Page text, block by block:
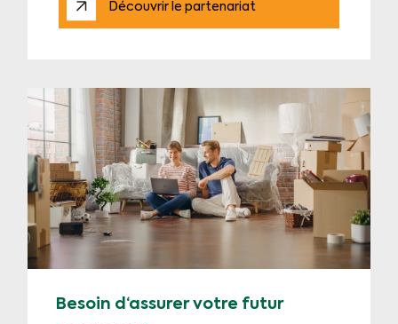
Découvrir le partenariat
Besoin d‘assurer votre futur